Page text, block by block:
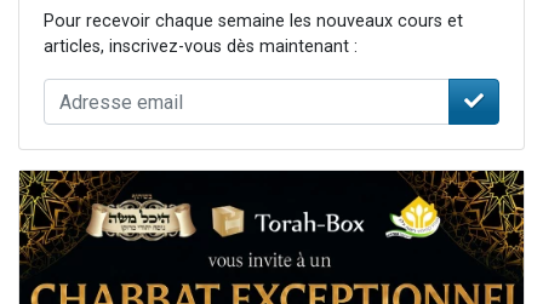
Pour recevoir chaque semaine les nouveaux cours et
articles, inscrivez-vous dès maintenant :